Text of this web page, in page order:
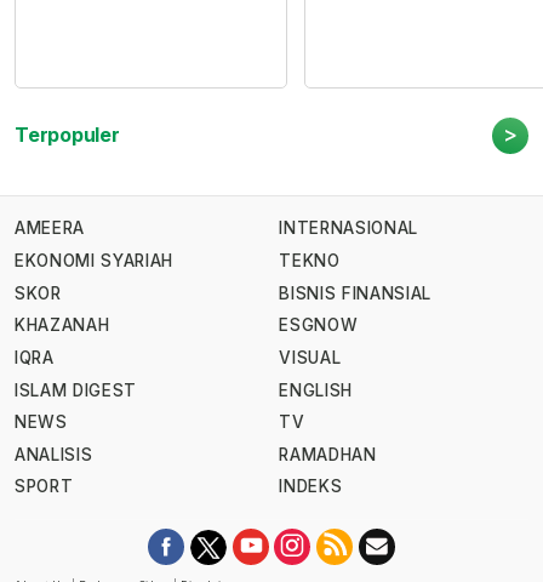
Terpopuler >
AMEERA
EKONOMI SYARIAH
SKOR
KHAZANAH
IQRA
ISLAM DIGEST
NEWS
ANALISIS
SPORT
INTERNASIONAL
TEKNO
BISNIS FINANSIAL
ESGNOW
VISUAL
ENGLISH
TV
RAMADHAN
INDEKS